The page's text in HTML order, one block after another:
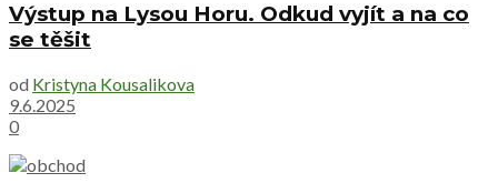
Výstup na Lysou Horu. Odkud vyjít a na co
se těšit
od Kristyna Kousalikova
9.6.2025
0